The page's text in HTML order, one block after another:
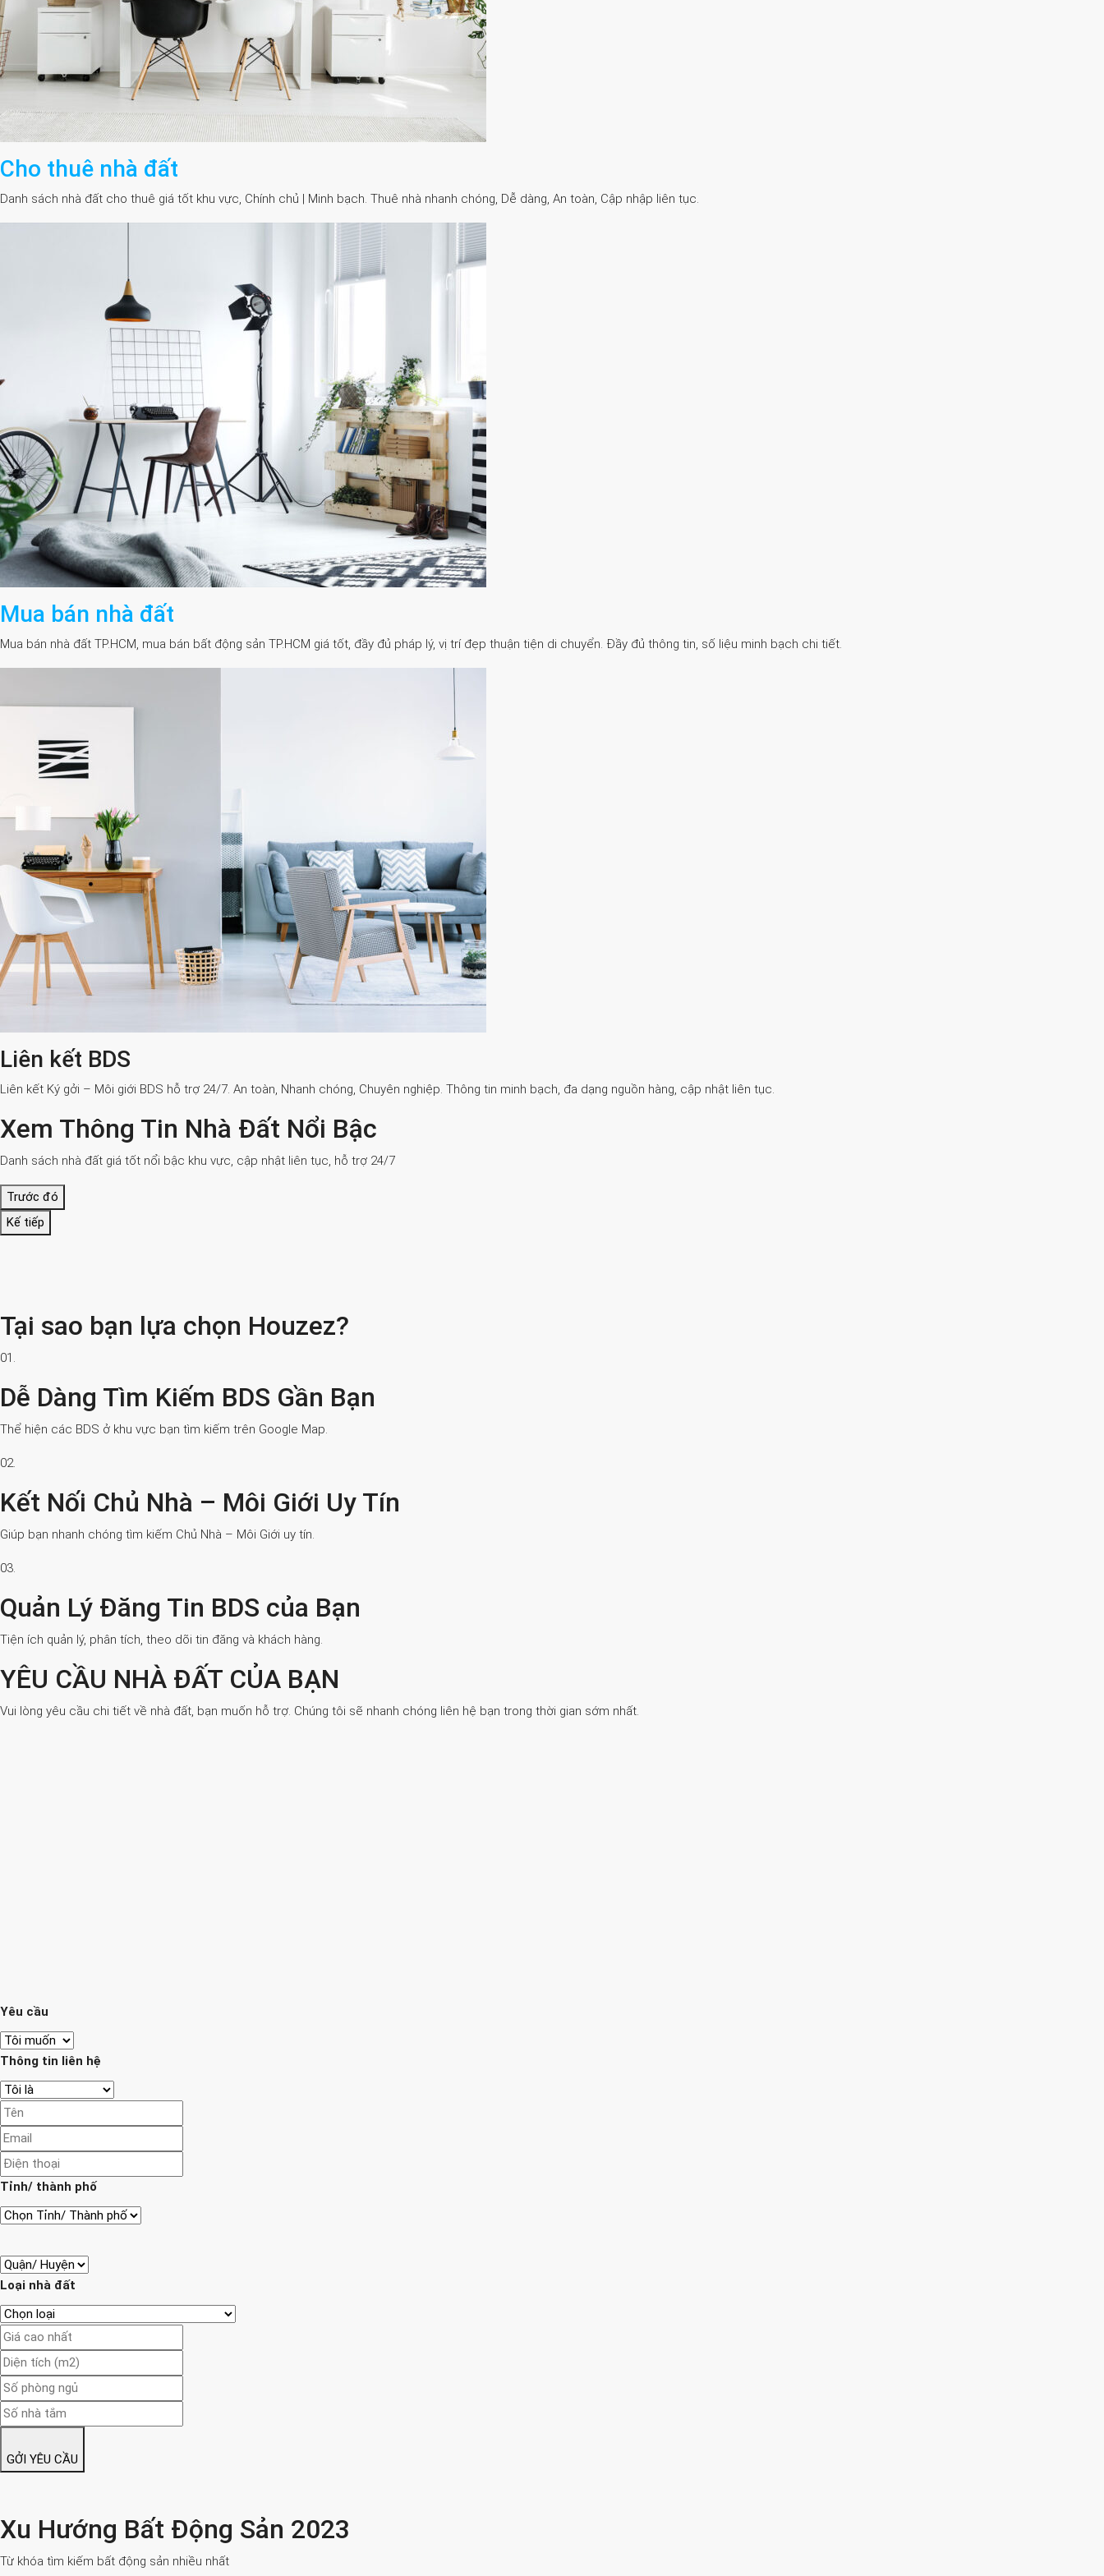
Cho thuê nhà đất
Danh sách nhà đất cho thuê giá tốt khu vực, Chính chủ | Minh bạch. Thuê nhà nhanh chóng, Dễ dàng, An toàn, Cập nhập liên tục.
Mua bán nhà đất
Mua bán nhà đất TP.HCM, mua bán bất động sản TP.HCM giá tốt, đầy đủ pháp lý, vị trí đẹp thuận tiện di chuyển. Đầy đủ thông tin, số liệu minh bạch chi tiết.
Liên kết BDS
Liên kết Ký gởi – Môi giới BDS hỗ trợ 24/7. An toàn, Nhanh chóng, Chuyên nghiệp. Thông tin minh bạch, đa dạng nguồn hàng, cập nhật liên tục.
Xem Thông Tin Nhà Đất Nổi Bậc
Danh sách nhà đất giá tốt nổi bậc khu vực, cập nhật liên tục, hỗ trợ 24/7
Trước đó
Kế tiếp
Tại sao bạn lựa chọn Houzez?
01.
Dễ Dàng Tìm Kiếm BDS Gần Bạn
Thể hiện các BDS ở khu vực bạn tìm kiếm trên Google Map.
02.
Kết Nối Chủ Nhà – Môi Giới Uy Tín
Giúp bạn nhanh chóng tìm kiếm Chủ Nhà – Môi Giới uy tín.
03.
Quản Lý Đăng Tin BDS của Bạn
Tiện ích quản lý, phân tích, theo dõi tin đăng và khách hàng.
YÊU CẦU NHÀ ĐẤT CỦA BẠN
Vui lòng yêu cầu chi tiết về nhà đất, bạn muốn hỗ trợ. Chúng tôi sẽ nhanh chóng liên hệ bạn trong thời gian sớm nhất.
Yêu cầu
Thông tin liên hệ
Tỉnh/ thành phố
Loại nhà đất
GỞI YÊU CẦU
Xu Hướng Bất Động Sản 2023
Từ khóa tìm kiếm bất động sản nhiều nhất